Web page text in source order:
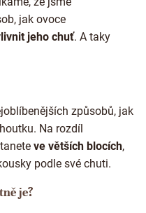
jak ovoce
jeho chuť. A taky
způsobů, jak
Na rozdíl
ve větších blocích,
podle své chuti.
je?